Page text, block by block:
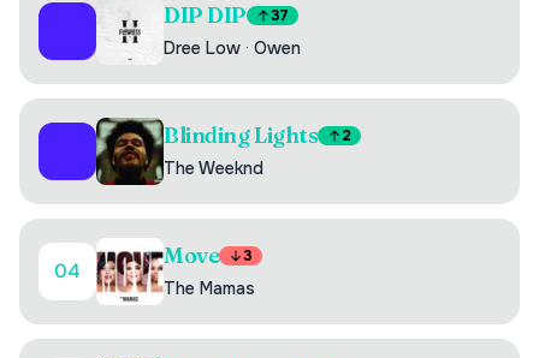
DIP DIP 37
Dree Low · Owen
Blinding Lights 2
The Weeknd
04
Move 3
The Mamas